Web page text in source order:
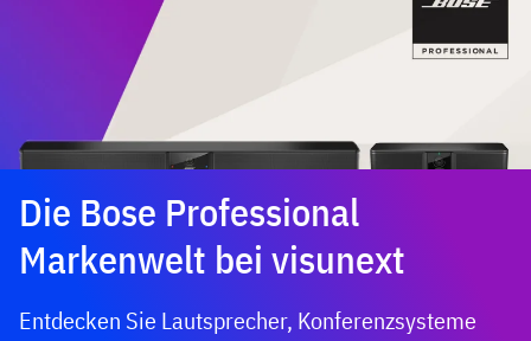
Die Bose Professional
Markenwelt bei visunext
Entdecken Sie Lautsprecher, Konferenzsysteme